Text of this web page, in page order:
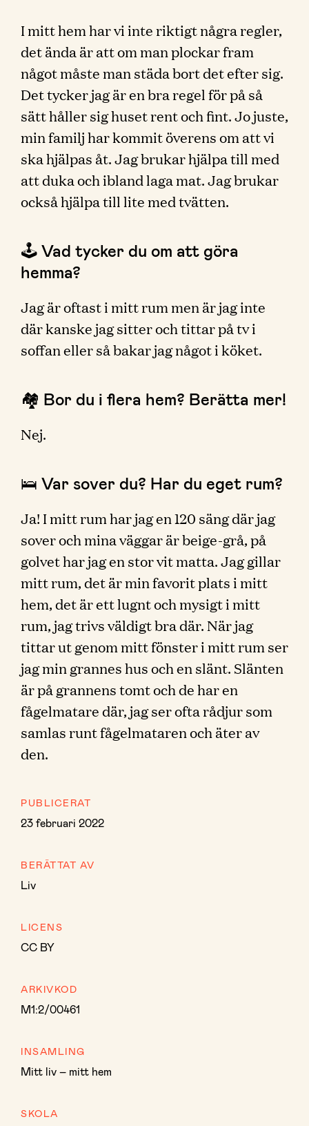
I mitt hem har vi inte riktigt några regler,
det ända är att om man plockar fram
något måste man städa bort det efter sig.
Det tycker jag är en bra regel för på så
sätt håller sig huset rent och fint. Jo juste,
min familj har kommit överens om att vi
ska hjälpas åt. Jag brukar hjälpa till med
att duka och ibland laga mat. Jag brukar
också hjälpa till lite med tvätten.
🕹 Vad tycker du om att göra
hemma?
Jag är oftast i mitt rum men är jag inte
där kanske jag sitter och tittar på tv i
soffan eller så bakar jag något i köket.
🏘 Bor du i flera hem? Berätta mer!
Nej.
🛌 Var sover du? Har du eget rum?
Ja! I mitt rum har jag en 120 säng där jag
sover och mina väggar är beige-grå, på
golvet har jag en stor vit matta. Jag gillar
mitt rum, det är min favorit plats i mitt
hem, det är ett lugnt och mysigt i mitt
rum, jag trivs väldigt bra där. När jag
tittar ut genom mitt fönster i mitt rum ser
jag min grannes hus och en slänt. Slänten
är på grannens tomt och de har en
fågelmatare där, jag ser ofta rådjur som
samlas runt fågelmataren och äter av
den.
PUBLICERAT
23 februari 2022
BERÄTTAT AV
Liv
LICENS
CC BY
ARKIVKOD
M1:2/00461
INSAMLING
Mitt liv – mitt hem
SKOLA